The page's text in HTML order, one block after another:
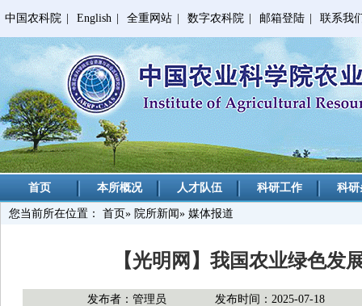
中国农科院 English 全重网站 数字农科院 邮箱登陆 联系我
首页 本所概况 人才队伍 科研工作 科
您当前所在位置： 首页» 院所新闻» 媒体报道
【光明网】我国农业绿色发
发布者：管理员 发布时间：2025-07-18